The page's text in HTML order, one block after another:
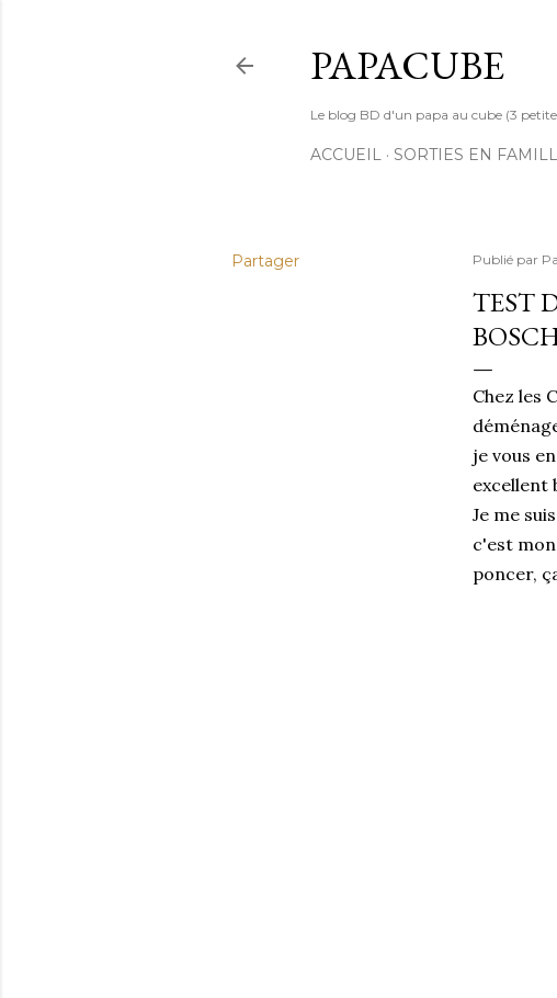
PAPACUBE
Le blog BD d'un papa au cube (3
ACCUEIL SORTIES EN
Partager Publié par
TEST
Chez les
je vous
excellent
Je me
c'est
poncer,